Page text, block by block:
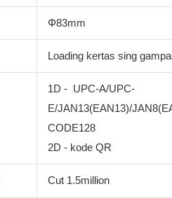
Φ83mm
Loading kertas sing
1D - UPC-A/UPC-
E/JAN13(EAN13)/
CODE128
2D - kode QR
Cut 1.5million